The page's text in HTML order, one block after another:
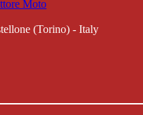
(Torino) - Italy